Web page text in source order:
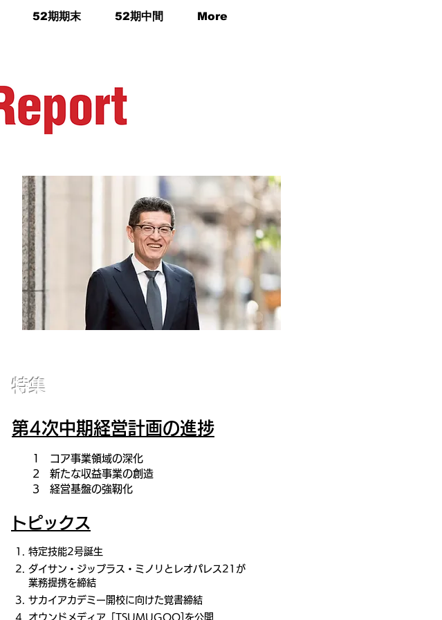
52期期末 52期中間 More
特集
第4次中期経営計画の進捗
1 コア事業領域の深化
2 新たな収益事業の創造
3 経営基盤の強靭化
トピックス
​特定技能2号誕生
ダイサン・ジップラス・ミノリとレオパレス21が
業務提携を締結
サカイアカデミー開校に向けた覚書締結
​オウンドメディア「TSUMUGOO]を公開